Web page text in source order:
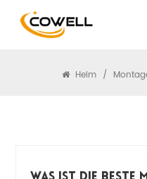
Heim /